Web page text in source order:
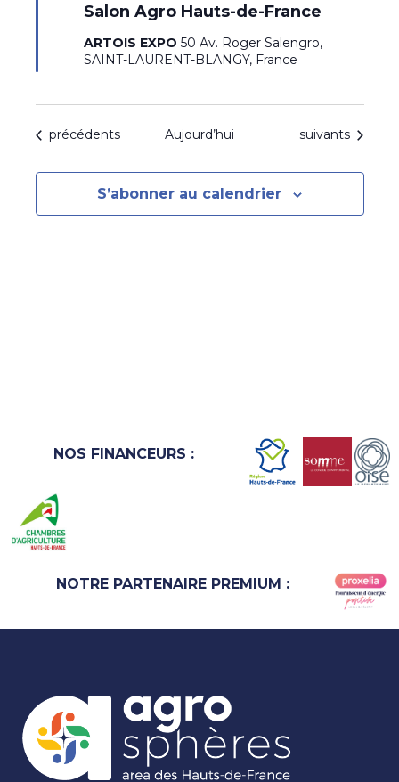
Salon Agro Hauts-de-France
s
n
a
a
t
ARTOIS EXPO 50 Av. Roger Salengro,
SAINT-LAURENT-BLANGY, France
Évènements
précédents Aujourd’hui Évènements
suivants
S’abonner au calendrier
NOS FINANCEURS :
NOTRE PARTENAIRE PREMIUM :